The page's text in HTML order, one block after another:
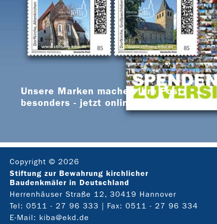
Unsere Marken machen Ihre Post
besonders - jetzt online bestellen
Copyright © 2026
Stiftung zur Bewahrung kirchlicher
Baudenkmäler in Deutschland
Herrenhäuser Straße 12, 30419 Hannover
Tel: 0511 - 27 96 333 | Fax: 0511 - 27 96 334
E-Mail: kiba@ekd.de